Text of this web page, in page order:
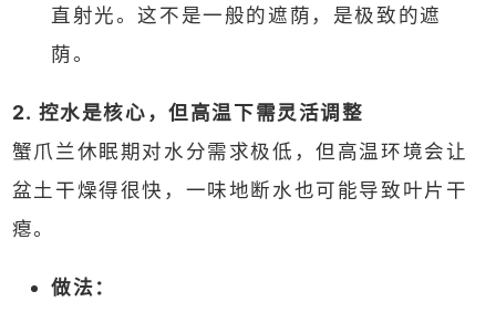
直射光。这不是一般的遮荫，是极致的遮
荫。
2. 控水是核心，但高温下需灵活调整
蟹爪兰休眠期对水分需求极低，但高温环境会让
盆土干燥得很快，一味地断水也可能导致叶片干
瘪。
做法：